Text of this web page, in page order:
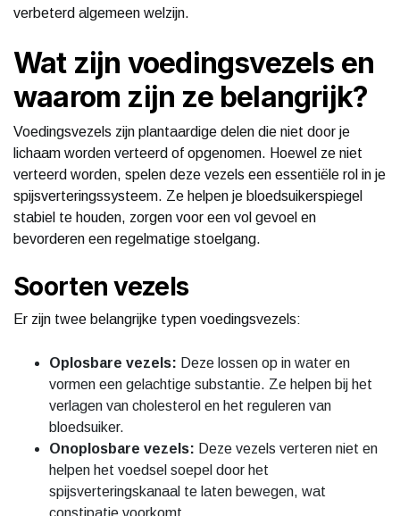
verbeterd algemeen welzijn.
Wat zijn voedingsvezels en
waarom zijn ze belangrijk?
Voedingsvezels zijn plantaardige delen die niet door je
lichaam worden verteerd of opgenomen. Hoewel ze niet
verteerd worden, spelen deze vezels een essentiële rol in je
spijsverteringssysteem. Ze helpen je bloedsuikerspiegel
stabiel te houden, zorgen voor een vol gevoel en
bevorderen een regelmatige stoelgang.
Soorten vezels
Er zijn twee belangrijke typen voedingsvezels:
Oplosbare vezels: Deze lossen op in water en
vormen een gelachtige substantie. Ze helpen bij het
verlagen van cholesterol en het reguleren van
bloedsuiker.
Onoplosbare vezels: Deze vezels verteren niet en
helpen het voedsel soepel door het
spijsverteringskanaal te laten bewegen, wat
constipatie voorkomt.